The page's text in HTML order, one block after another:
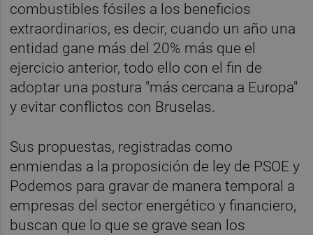
combustibles fósiles a los beneficios
extraordinarios, es decir, cuando un año una
entidad gane más del 20% más que el
ejercicio anterior, todo ello con el fin de
adoptar una postura "más cercana a Europa"
y evitar conflictos con Bruselas.
Sus propuestas, registradas como
enmiendas a la proposición de ley de PSOE y
Podemos para gravar de manera temporal a
empresas del sector energético y financiero,
buscan que lo que se grave sean los